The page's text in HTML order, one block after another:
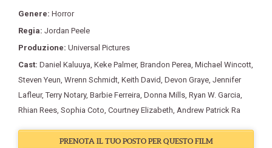
Genere: Horror
Regia: Jordan Peele
Produzione: Universal Pictures
Cast: Daniel Kaluuya, Keke Palmer, Brandon Perea, Michael Wincott,
Steven Yeun, Wrenn Schmidt, Keith David, Devon Graye, Jennifer
Lafleur,Terry Notary, Barbie Ferreira, Donna Mills, Ryan W. Garcia,
Rhian Rees, Sophia Coto, Courtney Elizabeth, Andrew Patrick Ra
PRENOTA IL TUO POSTO PER QUESTO FILM